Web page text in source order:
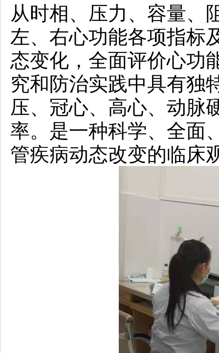
从时相、压力、容量、
左、右心功能各项指标
态变化，全面评价心功
究和防治实践中具有独
压、冠心、高心、动脉
率。是一种科学、全面
管疾病动态改变的临床